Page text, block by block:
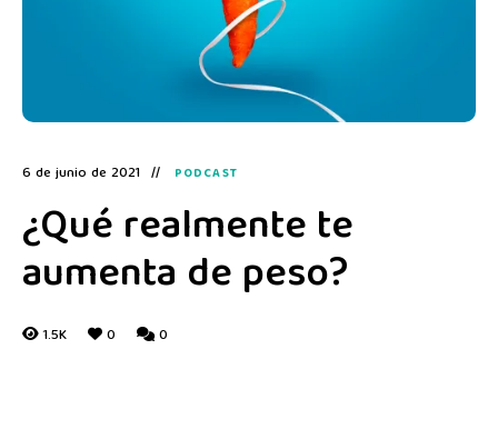
6 de junio de 2021 PODCAST
¿Qué realmente te
aumenta de peso?
1.5K 0 0